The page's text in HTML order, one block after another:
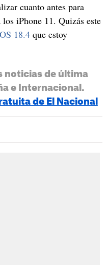
cuanto antes para
iPhone 11. Quizás este
18.4que estoy
noticias de última
e Internacional.
de El Nacional